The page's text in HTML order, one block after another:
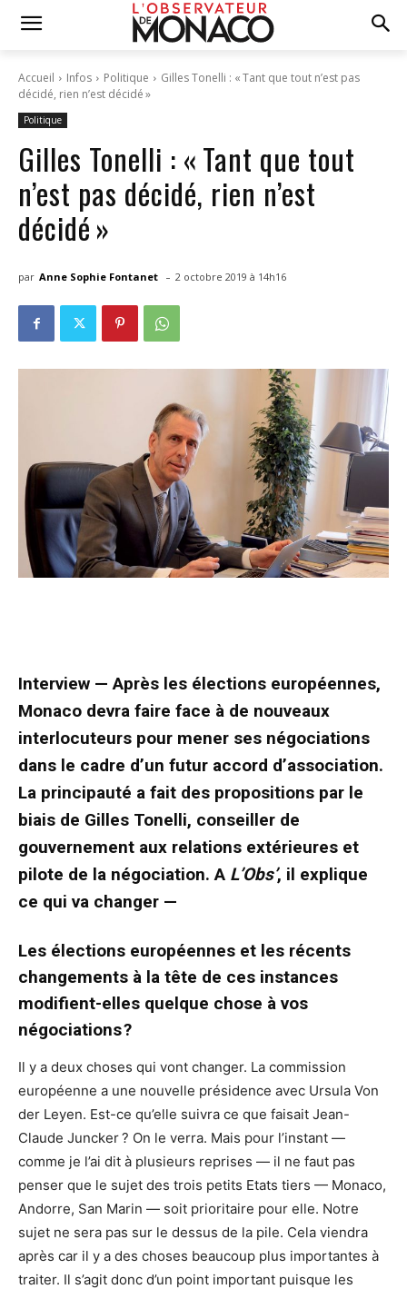
Accueil Infos Politique
Gilles Tonelli : « Tant que tout n’est pas
décidé, rien n’est décidé »
Politique
Gilles Tonelli : « Tant que tout
n’est pas décidé, rien n’est
décidé »
par Anne Sophie Fontanet - 2 octobre 2019 à 14h16
Interview — Après les élections européennes,
Monaco devra faire face à de nouveaux
interlocuteurs pour mener ses négociations
dans le cadre d’un futur accord d’association.
La principauté a fait des propositions par le
biais de Gilles Tonelli, conseiller de
gouvernement aux relations extérieures et
pilote de la négociation. A L’Obs’, il explique
ce qui va changer —
Les élections européennes et les récents
changements à la tête de ces instances
modifient-elles quelque chose à vos
négociations ?
Il y a deux choses qui vont changer. La commission
européenne a une nouvelle présidence avec Ursula Von
der Leyen. Est-ce qu’elle suivra ce que faisait Jean-
Claude Juncker ? On le verra. Mais pour l’instant —
comme je l’ai dit à plusieurs reprises — il ne faut pas
penser que le sujet des trois petits Etats tiers — Monaco,
Andorre, San Marin — soit prioritaire pour elle. Notre
sujet ne sera pas sur le dessus de la pile. Cela viendra
après car il y a des choses beaucoup plus importantes à
traiter. Il s’agit donc d’un point important puisque les